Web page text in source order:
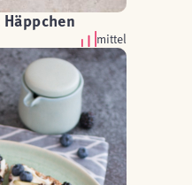
mittel